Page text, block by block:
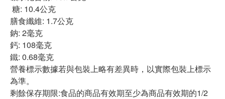
糖: 10.4公克
膳食纖維: 1.7公克
鈉: 2毫克
鈣: 108毫克
鐵: 0.68毫克
營養標示數據若與包裝上略有差異時，以實際包裝上標示
為準。
剩餘保存期限:食品的商品有效期至少為商品有效期的1/2